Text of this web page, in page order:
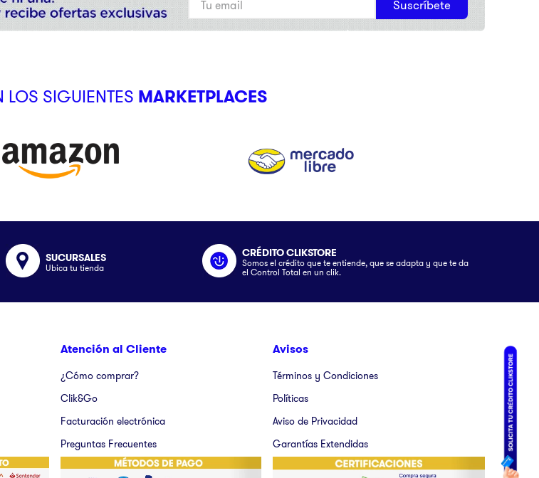
Suscríbete
LOS SIGUIENTES MARKETPLACES
SUCURSALES
Ubica tu tienda
CRÉDITO CLIKSTORE
Somos el crédito que te entiende, que se adapta y que te da
el Control Total en un clik.
Atención al Cliente
¿Cómo comprar?
Clik&Go
Facturación electrónica
Preguntas Frecuentes
Avisos
Términos y Condiciones
Políticas
Aviso de Privacidad
Garantías Extendidas